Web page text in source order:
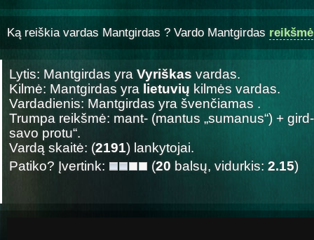
Ką reiškia vardas Mantgirdas ? Vardo Mantgirdas reikšmė
Lytis: Mantgirdas yra Vyriškas vardas.
Kilmė: Mantgirdas yra lietuvių kilmės vardas.
Vardadienis: Mantgirdas yra švenčiamas .
Trumpa reikšmė: mant- (mantus „sumanus“) +
savo protu“.
Vardą skaitė: (2191) lankytojai.
Patiko? Įvertink:
(20 balsų, vidurkis: 2.15)